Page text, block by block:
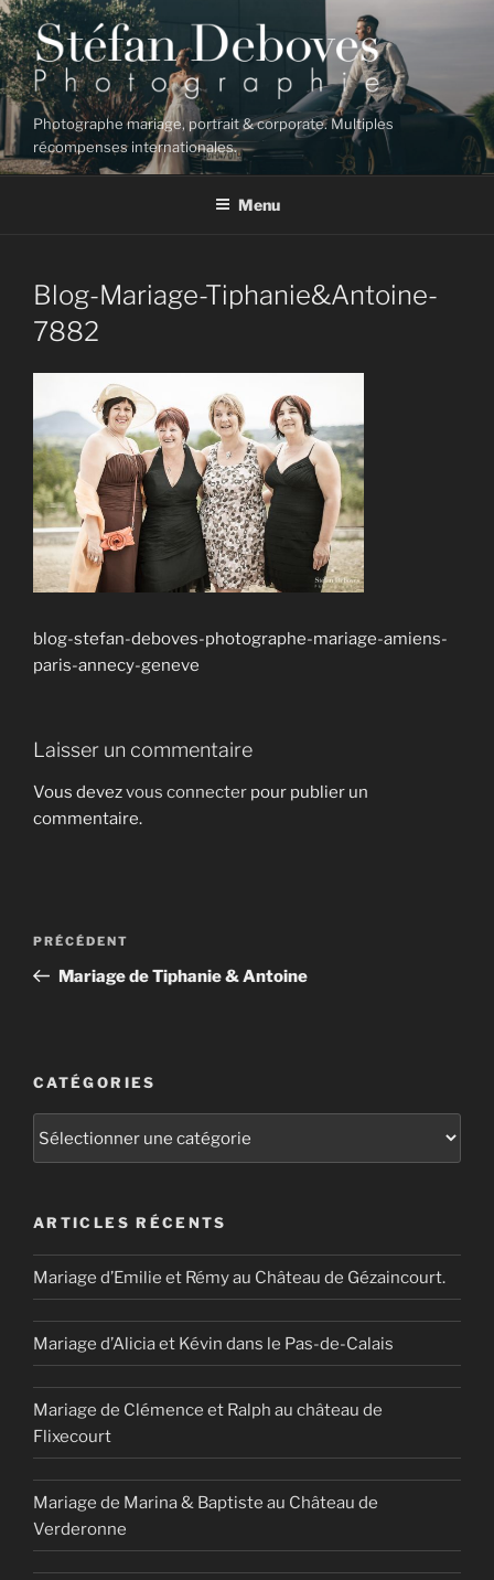
Aller
au
contenu
principal
Photographe mariage, portrait & corporate. Multiples
récompenses internationales.
Menu
Blog-Mariage-Tiphanie&Antoine-
7882
blog-stefan-deboves-photographe-mariage-amiens-
paris-annecy-geneve
Laisser un commentaire
Vous devezvous connecter pour publier un
commentaire.
Navigation
l’article
Article
précédent
PRÉCÉDENT
Mariage de Tiphanie & Antoine
CATÉGORIES
ARTICLES RÉCENTS
Mariage d’Emilie et Rémy au Château de Gézaincourt.
Mariage d’Alicia et Kévin dans le Pas-de-Calais
Mariage de Clémence et Ralph au château de
Flixecourt
Mariage de Marina & Baptiste au Château de
Verderonne